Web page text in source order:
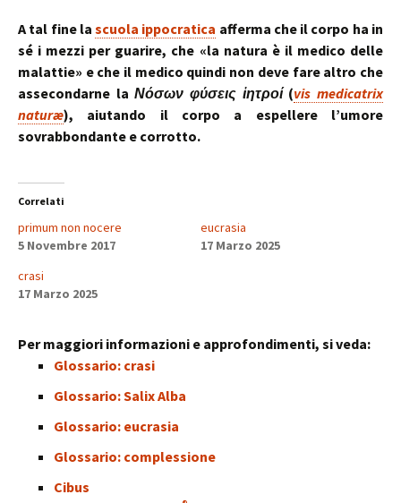
A tal fine lascuola ippocratica afferma che il corpo ha in
sé i mezzi per guarire, che «la natura è il medico delle
malattie» e che il medico quindi non deve fare altro che
assecondarne laΝόσων φύσεις ἰητροί(vis medicatrix
naturæ), aiutando il corpo a espellere l’umore
sovrabbondante e corrotto.
Correlati
primum non nocere
5 Novembre 2017
eucrasia
17 Marzo 2025
crasi
17 Marzo 2025
Per maggiori informazioni e approfondimenti, si veda:
Glossario: crasi
Glossario: Salix Alba
Glossario: eucrasia
Glossario: complessione
Cibus